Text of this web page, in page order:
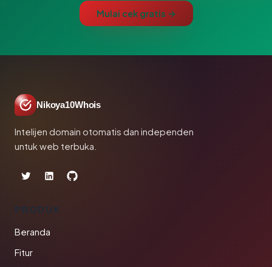
Mulai cek gratis →
Nikoya10Whois
Intelijen domain otomatis dan independen
untuk web terbuka.
PRODUK
Beranda
Fitur